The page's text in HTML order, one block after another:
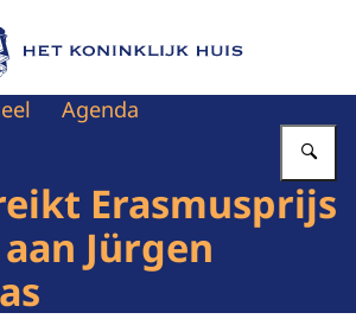
homepage van Het Koninklijk Huis
Agenda
Erasmusprijs
Jürgen